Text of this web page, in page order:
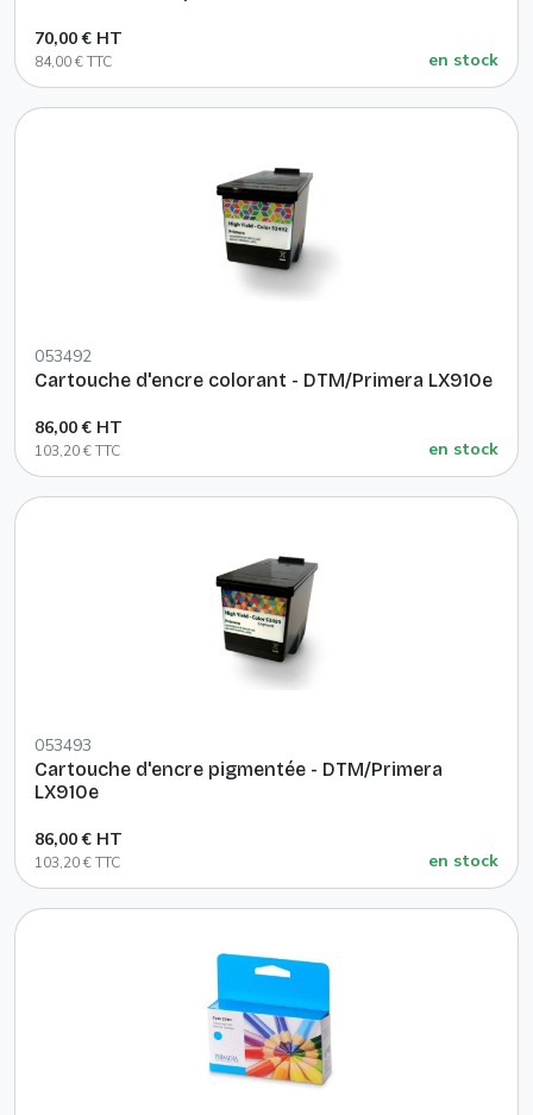
70,00 € HT
84,00 € TTC en stock
053492
Cartouche d'encre colorant - DTM/Primera LX910e
86,00 € HT
103,20 € TTC en stock
053493
Cartouche d'encre pigmentée - DTM/Primera
LX910e
86,00 € HT
103,20 € TTC en stock